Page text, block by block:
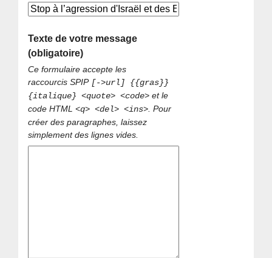
Texte de votre message
(obligatoire)
Ce formulaire accepte les
raccourcis SPIP [->url] {{gras}}
{italique} <quote> <code> et le
code HTML<q> <del> <ins>. Pour
créer des paragraphes, laissez
simplement des lignes vides.